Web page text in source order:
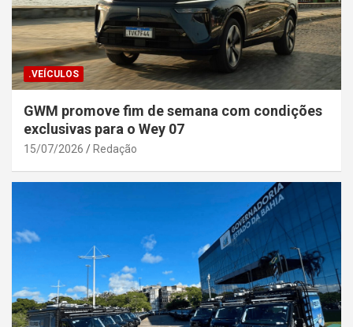
.VEÍCULOS
GWM promove fim de semana com condições
exclusivas para o Wey 07
15/07/2026 Redação